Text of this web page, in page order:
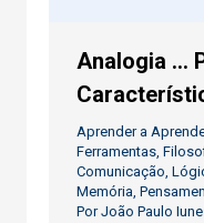
Analogia …
Aprender a
Ferramentas,
Comunicação,
Memória,
PorJoão Paulo